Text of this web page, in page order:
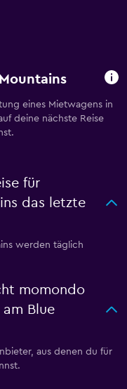
eines Mietwagens in
deine nächste Reise
für
das letzte
werden täglich
momondo
Blue
aus denen du für